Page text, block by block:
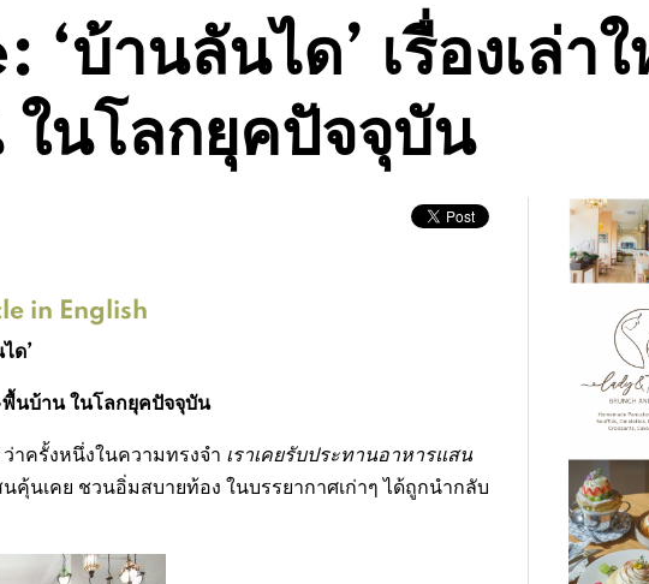
านลันได’ เรื่องเล่า
นโลกยุคปัจจุบัน
in English
ด’
พื้นบ้าน ในโลกยุคปัจจุบัน
ครั้งหนึ่งในความทรงจำ เราเคยรับประทานอาหารแสน
คุ้นเคย ชวนอิ่มสบายท้อง ในบรรยากาศเก่าๆ ได้ถูกนำกลับ